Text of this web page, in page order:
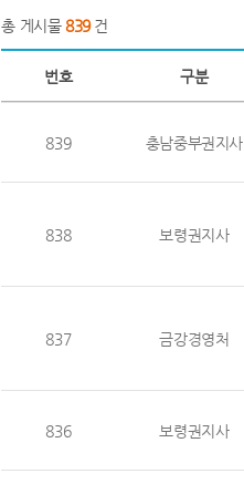
총 게시물839건
번호 구분
839 충남중부권지사
838 보령권지사
837 금강경영처
836 보령권지사